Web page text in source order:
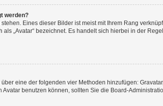
werden?
Eines dieser Bilder ist meist mit Ihrem Rang
„Avatar“ bezeichnet. Es handelt sich hierbei in der
eine der folgenden vier Methoden hinzufügen:
benutzen können, sollten Sie die Board-